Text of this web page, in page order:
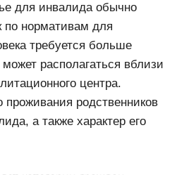
для инвалида обычно
по нормативам для
требуется больше
располагаться вблизи
центра.
проживания родственников
а также характер его